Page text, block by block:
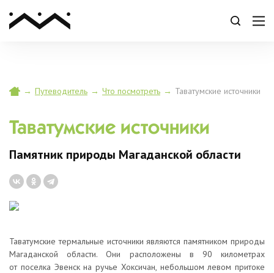
→ Путеводитель → Что посмотреть → Таватумские источники
Таватумские источники
Памятник природы Магаданской области
Таватумские термальные источники являются памятником природы
Магаданской области. Они расположены в 90 километрах
от поселка Эвенск на ручье Хоксичан, небольшом левом притоке